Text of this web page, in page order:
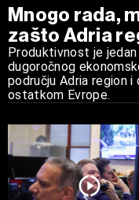
Mnogo rada,
zašto Adria
Produktivnost je
dugoročnog
području Adria region
ostatkom Evrope.